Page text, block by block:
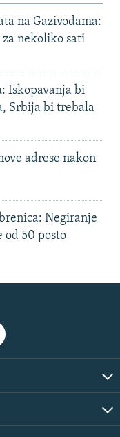
na Gazivodama:
nekoliko sati
Iskopavanja bi
Srbija bi trebala
adrese nakon
Negiranje
od 50 posto